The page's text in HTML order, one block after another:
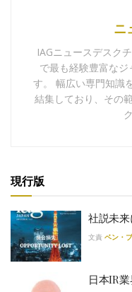
ニ
IAGニュースデスク
で最も経験豊富な
す。 幅広い専門知識
結集しており、その
現行版
社説未
文責 ベン・
日本IR